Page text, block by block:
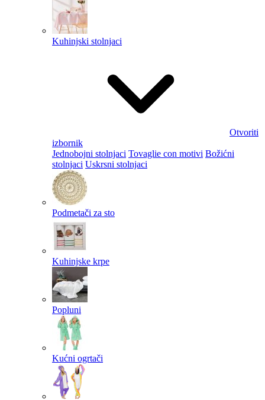
Kuhinjski stolnjaci
Otvoriti
izbornik
Jednobojni stolnjaci Tovaglie con motivi Božićni
stolnjaci Uskrsni stolnjaci
Podmetači za sto
Kuhinjske krpe
Popluni
Kućni ogrtači